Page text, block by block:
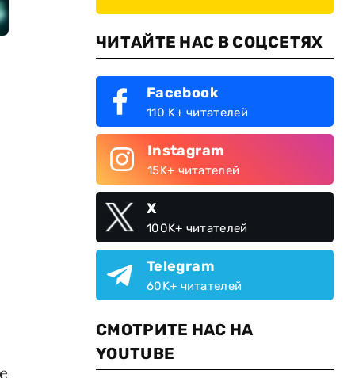
ЧИТАЙТЕ НАС В СОЦСЕТЯХ
Facebook
110 K+ читателей
Instagram
15K+ читателей
X
100K+ читателей
Telegram
60K+ читателей
СМОТРИТЕ НАС НА
YOUTUBE